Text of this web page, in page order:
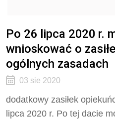
Po 26 lipca 2020 r.
wnioskować o
ogólnych zasadach
03 sie 2020
dodatkowy zasiłek
lipca 2020 r. Po tej dacie